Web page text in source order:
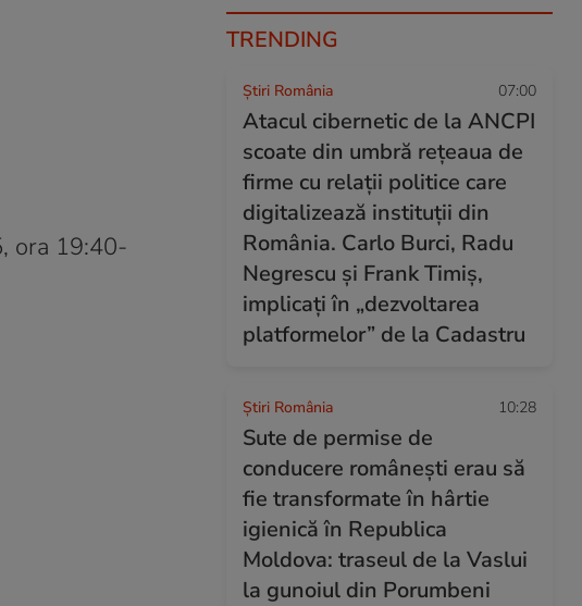
ora 19:40-
TRENDING
Știri România 07:00
Atacul cibernetic de la ANCPI
scoate din umbră rețeaua de
firme cu relații politice care
digitalizează instituții din
România. Carlo Burci, Radu
Negrescu și Frank Timiș,
implicați în „dezvoltarea
platformelor” de la Cadastru
Știri România 10:28
Sute de permise de
conducere românești erau să
fie transformate în hârtie
igienică în Republica
Moldova: traseul de la Vaslui
la gunoiul din Porumbeni